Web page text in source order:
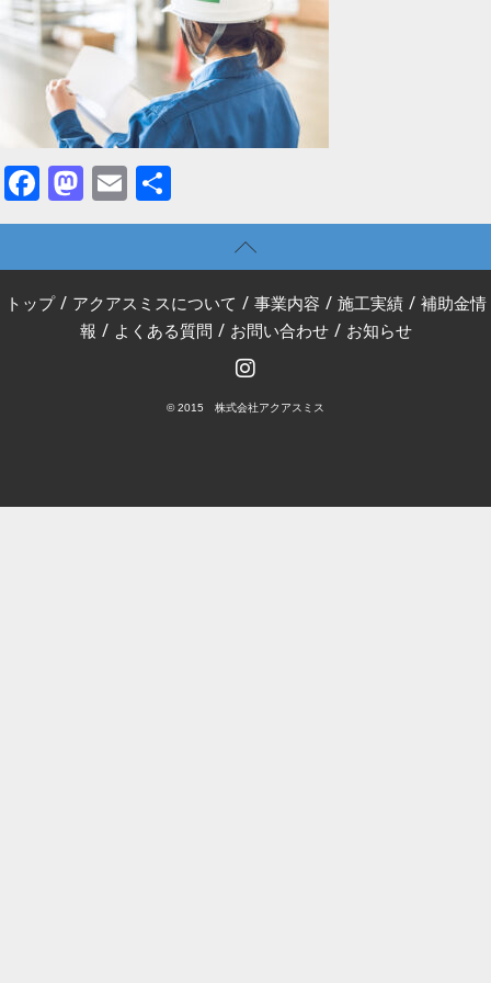
Facebook
Mastodon
Email
有
トップ / アクアスミスについて / 事業内容 / 施工実績/ 補助金情
報 / よくある質問 / お問い合わせ/ お知らせ
© 2015 株式会社アクアスミス